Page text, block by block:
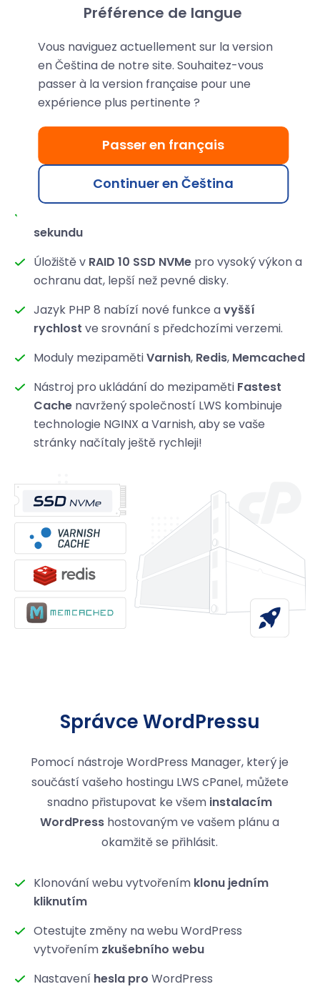
Velmi rychlý cPanel Hosting
sekundu
Úložiště v RAID 10 SSD NVMe pro vysoký výkon a
ochranu dat, lepší než pevné disky.
Jazyk PHP 8 nabízí nové funkce avyšší
rychlost ve srovnání s předchozími verzemi.
Moduly mezipamětiVarnish, Redis, Memcached
Nástroj pro ukládání do mezipaměti Fastest
Cache navržený společností LWS kombinuje
technologie NGINX a Varnish, aby se vaše
stránky načítaly ještě rychleji!
Správce WordPressu
Pomocí nástroje WordPress Manager, který je
součástí vašeho hostingu LWS cPanel, můžete
snadno přistupovat ke všem instalacím
WordPress hostovaným ve vašem plánu a
okamžitě se přihlásit.
Klonování webu vytvořením klonu jedním
kliknutím
Otestujte změny na webu WordPress
vytvořením zkušebního webu
Nastavení hesla pro WordPress
Préférence de langue
Vous naviguez actuellement sur la version
en Čeština de notre site. Souhaitez-vous
passer à la version française pour une
expérience plus pertinente ?
Passer en français
Continuer en Čeština